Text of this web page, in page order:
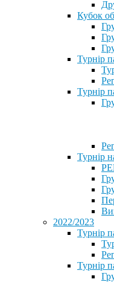
Кубок
Турнір
Турнір
Турнір
2022/2023
Турнір
Турнір